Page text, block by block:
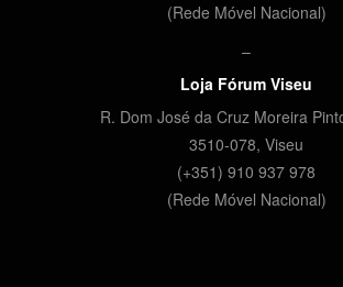
(Rede Móvel Nacional)
–
Loja Fórum Viseu
R. Dom José da Cruz Moreira
3510-078, Viseu
(+351) 910 937 978
(Rede Móvel Nacional)